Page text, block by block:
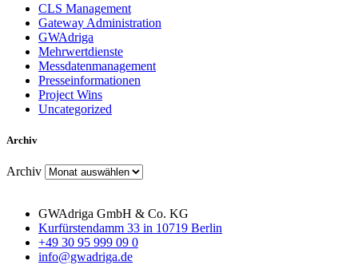
CLS Management
Gateway Administration
GWAdriga
Mehrwertdienste
Messdatenmanagement
Presseinformationen
Project Wins
Uncategorized
Archiv
Archiv
GWAdriga GmbH & Co. KG
Kurfürstendamm 33 in 10719 Berlin
+49 30 95 999 09 0
info@gwadriga.de